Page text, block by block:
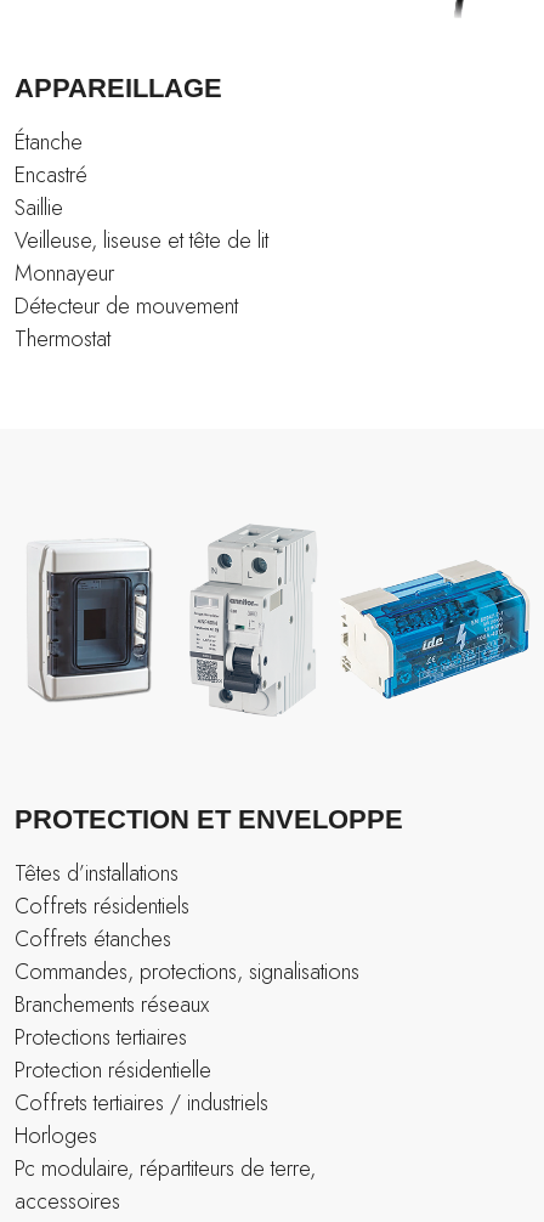
APPAREILLAGE
Étanche
Encastré
Saillie
Veilleuse, liseuse et tête de lit
Monnayeur
Détecteur de mouvement
Thermostat
PROTECTION ET ENVELOPPE
Têtes d’installations
Coffrets résidentiels
Coffrets étanches
Commandes, protections, signalisations
Branchements réseaux
Protections tertiaires
Protection résidentielle
Coffrets tertiaires / industriels
Horloges
Pc modulaire, répartiteurs de terre,
accessoires